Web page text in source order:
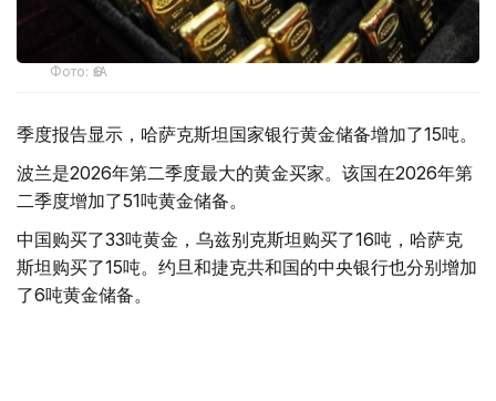
Фото: ӨзА
季度报告显示，哈萨克斯坦国家银行黄金储备增加了15吨。
波兰是2026年第二季度最大的黄金买家。该国在2026年第
二季度增加了51吨黄金储备。
中国购买了33吨黄金，乌兹别克斯坦购买了16吨，哈萨克
斯坦购买了15吨。约旦和捷克共和国的中央银行也分别增加
了6吨黄金储备。